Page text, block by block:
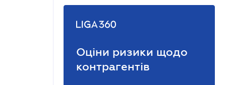
Оціни ризики щодо
контрагентів